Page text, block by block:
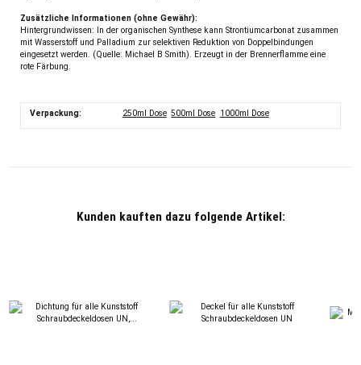
Zusätzliche Informationen (ohne Gewähr):
Hintergrundwissen: In der organischen Synthese kann Strontiumcarbonat zusammen
mit Wasserstoff und Palladium zur selektiven Reduktion von Doppelbindungen
eingesetzt werden. (Quelle: Michael B Smith). Erzeugt in der Brennerflamme eine
rote Färbung.
Verpackung: 250ml Dose 500ml Dose 1000ml Dose
Kunden kauften dazu folgende Artikel: